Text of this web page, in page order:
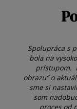
Spolupráca s
bola na
prístupom.
obrazu” o
sme si
som
proces od